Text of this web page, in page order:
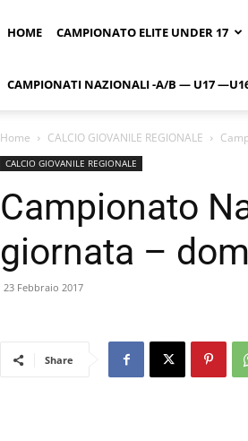
HOME CAMPIONATO ELITE UNDER 17
CAMPIONATI NAZIONALI -A/B — U17
Home CALCIO GIOVANILE REGIONALE
CALCIO GIOVANILE REGIONALE
Campionato
giornata –
23 Febbraio 2017
Share